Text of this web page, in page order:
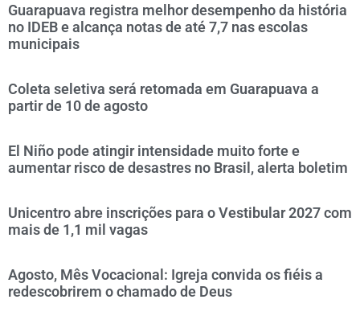
Guarapuava registra melhor desempenho da história
no IDEB e alcança notas de até 7,7 nas escolas
municipais
Coleta seletiva será retomada em Guarapuava a
partir de 10 de agosto
El Niño pode atingir intensidade muito forte e
aumentar risco de desastres no Brasil, alerta boletim
Unicentro abre inscrições para o Vestibular 2027 com
mais de 1,1 mil vagas
Agosto, Mês Vocacional: Igreja convida os fiéis a
redescobrirem o chamado de Deus